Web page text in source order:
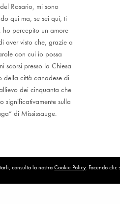
Rosario, mi sono
qui ma, se sei qui, ti
percepito un amore
aver visto che, grazie a
con cui io possa
scorsi presso la Chiesa
della città canadese di
dei cinquanta che
significativamente sulla
di Mississauge.
consulta la nostraCookie Policy. Facendo clic